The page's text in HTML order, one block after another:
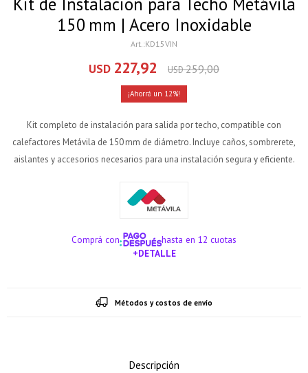
150 mm | Acero Inoxidable
KD15VIN
USD 227,92 USD259,00
12
Kit completo de instalación para salida por techo, compatible con
calefactores Metávila de 150 mm de diámetro. Incluye caños, sombrerete,
aislantes y accesorios necesarios para una instalación segura y eficiente.
Comprá con
hasta en 12 cuotas
+DETALLE
Métodos y costos de envío
Descripción